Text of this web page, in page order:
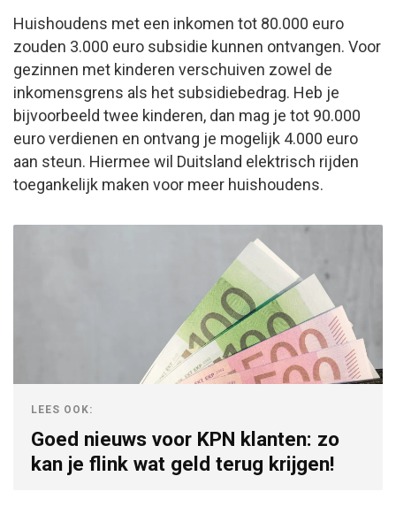
Huishoudens met een inkomen tot 80.000 euro
zouden 3.000 euro subsidie kunnen ontvangen. Voor
gezinnen met kinderen verschuiven zowel de
inkomensgrens als het subsidiebedrag. Heb je
bijvoorbeeld twee kinderen, dan mag je tot 90.000
euro verdienen en ontvang je mogelijk 4.000 euro
aan steun. Hiermee wil Duitsland elektrisch rijden
toegankelijk maken voor meer huishoudens.
LEES OOK:
Goed nieuws voor KPN klanten: zo
kan je flink wat geld terug krijgen!